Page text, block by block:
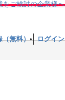
をご検討の企業様へ
（無料） ログイン